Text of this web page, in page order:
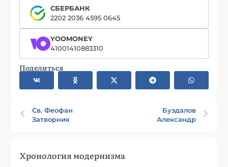
СБЕРБАНК
2202 2036 4595 0645
YOOMONEY
41001410883310
Поделиться
Св. Феофан
Затворник
Буздалов
Александр
Хронология модернизма